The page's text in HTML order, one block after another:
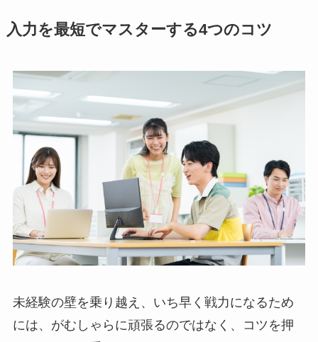
入力を最短でマスターする4つのコツ
未経験の壁を乗り越え、いち早く戦力になるため
には、がむしゃらに頑張るのではなく、コツを押